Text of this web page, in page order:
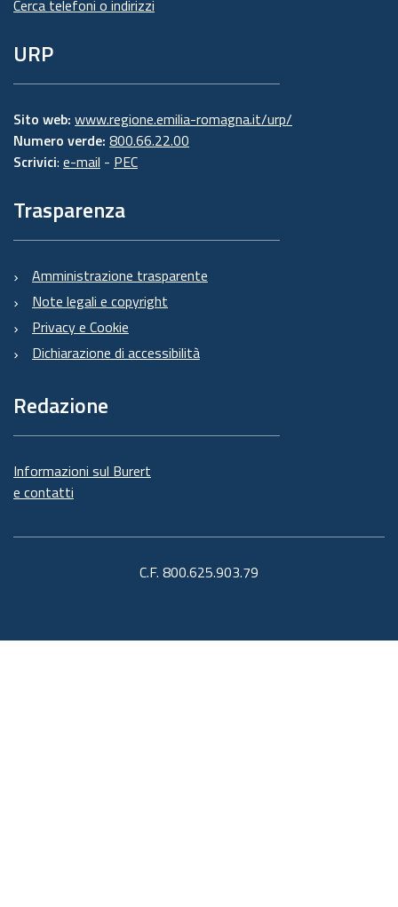
Cerca telefoni o indirizzi
URP
Sito web: www.regione.emilia-romagna.it/urp/
Numero verde: 800.66.22.00
Scrivici: e-mail - PEC
Trasparenza
Amministrazione trasparente
Note legali e copyright
Privacy e Cookie
Dichiarazione di accessibilità
Redazione
Informazioni sul Burert
e contatti
C.F. 800.625.903.79